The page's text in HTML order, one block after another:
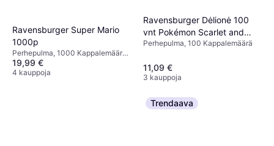
Ravensburger Super Mario
1000p
Perhepulma, 1000 Kappalemäärä,
70x50cm
19,99 €
4 kauppoja
Ravensburger Dėlionė 100
vnt Pokémon Scarlet and
Purple
Perhepulma, 100 Kappalemäärä
11,09 €
3 kauppoja
Trendaava